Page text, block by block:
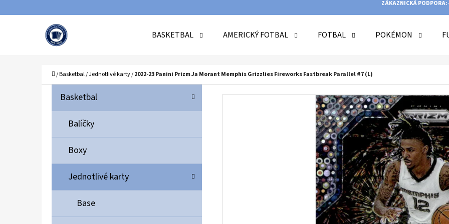
ZÁKAZNICKÁ PODPORA:
BASKETBAL AMERICKÝ FOTBAL FOTBAL POKÉMON
Domů
/Basketbal/Jednotlivé karty/2022-23 Panini Prizm Ja Morant Memphis Grizzlies Fireworks Fastbreak Parallel #7 (L)
Přeskočit
kategorie
K
T
G
R
E
Basketbal
Balíčky
Boxy
Jednotlivé karty
Base
Zpět
Zpět
HLEDAT
DOPORUČUJEME